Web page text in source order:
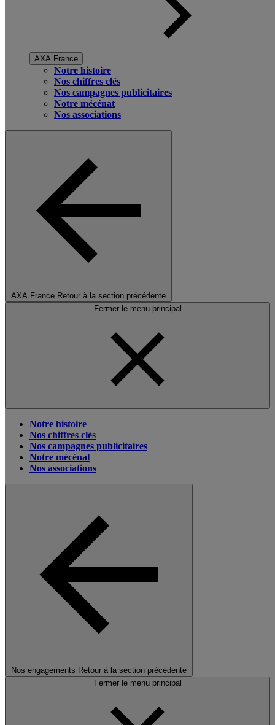
AXA France
Notre histoire
Nos chiffres clés
Nos campagnes publicitaires
Notre mécénat
Nos associations
AXA France Retour à la section précédente
Fermer le menu principal
Notre histoire
Nos chiffres clés
Nos campagnes publicitaires
Notre mécénat
Nos associations
Nos engagements Retour à la section précédente
Fermer le menu principal